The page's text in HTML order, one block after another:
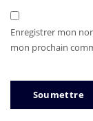
Enregistrer mon
mon prochain